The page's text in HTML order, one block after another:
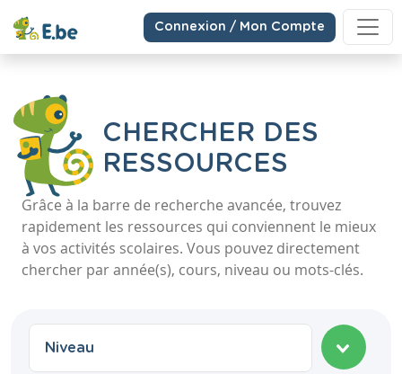
Connexion / Mon Compte
CHERCHER DES
RESSOURCES
Grâce à la barre de recherche avancée, trouvez
rapidement les ressources qui conviennent le mieux
à vos activités scolaires. Vous pouvez directement
chercher par année(s), cours, niveau ou mots-clés.